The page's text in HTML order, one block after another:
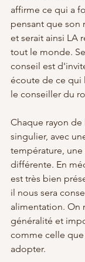
affirme ce qui a
pensant que son
et serait ainsi LA
tout le monde.
conseil est
écoute de ce qui
le conseiller du
Chaque rayon
singulier, avec
température,
différente. En
est très bien
il nous sera
alimentation. On
généralité et
comme celle
adopter.